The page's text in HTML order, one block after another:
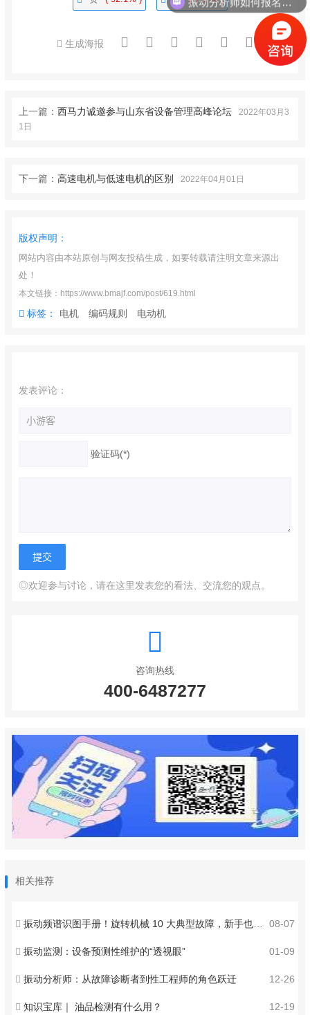
生成海报
上一篇： 西马力诚邀参与山东省设备管理高峰论坛
2022年03月3
1日
下一篇： 高速电机与低速电机的区别 2022年04月01日
版权声明：
网站内容由本站原创与网友投稿生成，如要转载请注明文章来源出
处！
本文链接：https://www.bmajf.com/post/619.html
标签： 电机 编码规则 电动机
发表评论：
验证码(*)
◎欢迎参与讨论，请在这里发表您的看法、交流您的观点。
咨询热线
400-6487277
相关推荐
08-07
振动频谱识图手册！旋转机械 10 大典型故障，新手也能秒判
01-09
振动监测：设备预测性维护的“透视眼”
12-26
振动分析师：从故障诊断者到性工程师的角色跃迁
12-19
知识宝库｜ 油品检测有什么用？